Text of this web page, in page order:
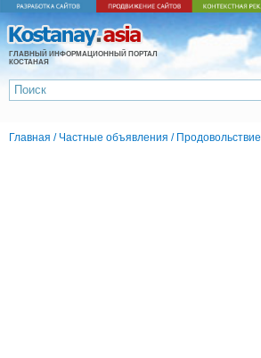
ГЛАВНЫЙ ИНФОРМАЦИОННЫЙ ПОРТАЛ
КОСТАНАЯ
Главная / Частные объявления / Продовольствие